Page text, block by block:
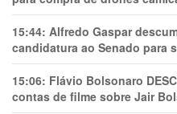
15:44: Alfredo Gaspar
candidatura ao Senado para
15:06: Flávio Bolsonaro
contas de filme sobre Jair